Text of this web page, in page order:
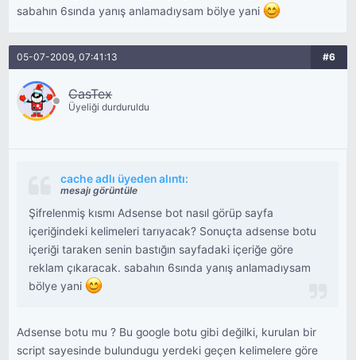
sabahın 6sında yanış anlamadıysam bölye yani
05-07-2009, 07:41:13 #6
CasTex
Üyeliği durduruldu
cache adlı üyeden alıntı:
mesajı görüntüle
Şifrelenmiş kısmı Adsense bot nasıl görüp sayfa
içeriğindeki kelimeleri tarıyacak? Sonuçta adsense botu
içeriği taraken senin bastığın sayfadaki içeriğe göre
reklam çıkaracak. sabahın 6sında yanış anlamadıysam
bölye yani
Adsense botu mu ? Bu google botu gibi değilki, kurulan bir
script sayesinde bulundugu yerdeki geçen kelimelere göre